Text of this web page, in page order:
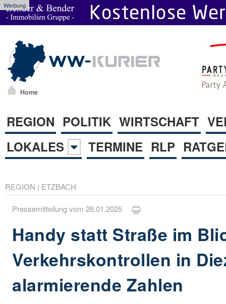
Werbung
Home
REGION POLITIK WIRTSCHAFT
LOKALES
TERMINE RLP
REGION | ETZBACH
Pressemitteilung vom 28.01.2025
Handy statt Straße im
Verkehrskontrollen in
alarmierende Zahlen